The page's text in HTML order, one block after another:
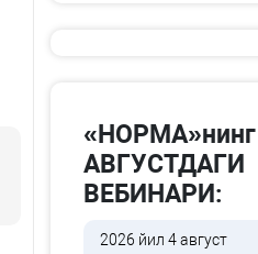
«НОРМА»нинг
АВГУСТДАГИ
ВЕБИНАРИ:
2026 йил 4 август